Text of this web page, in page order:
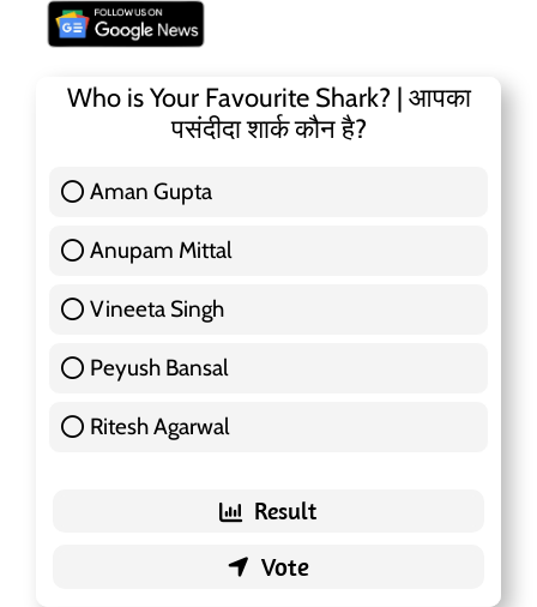
Who is Your Favourite Shark? | आपका
पसंदीदा शार्क कौन है?
Aman Gupta
Anupam Mittal
Vineeta Singh
Peyush Bansal
Ritesh Agarwal